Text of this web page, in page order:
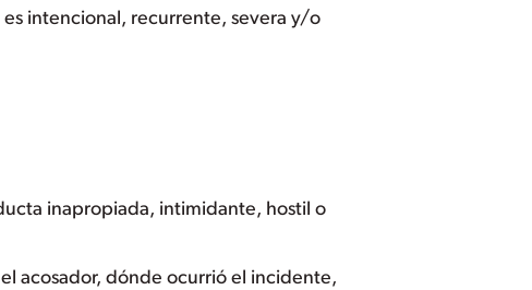
intencional, recurrente, severa y/o
inapropiada, intimidante, hostil o
acosador, dónde ocurrió el incidente,